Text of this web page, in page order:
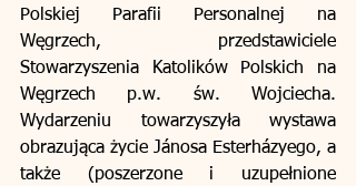
Polskiej Parafii Personalnej na
Węgrzech, przedstawiciele
Stowarzyszenia Katolików Polskich na
Węgrzech p.w. św. Wojciecha.
Wydarzeniu towarzyszyła wystawa
obrazująca życie Jánosa Esterházyego, a
także (poszerzone i uzupełnione